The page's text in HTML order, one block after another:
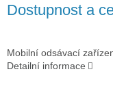
Dostupnost a
Mobilní odsávací
Detailní informace